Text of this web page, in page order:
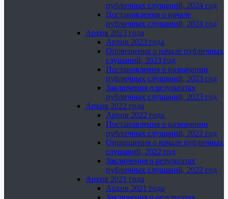
публичных слушаний, 2024 год
Постановления о начале
публичных слушаний, 2024 год
Архив 2023 года
Архив 2023 года
Оповещения о начале публичных
слушаний, 2023 год
Постановления о назначении
публичных слушаний, 2023 год
Заключения о результатах
публичных слушаний, 2023 год
Архив 2022 года
Архив 2022 года
Постановления о назначении
публичных слушаний, 2022 год
Оповещения о начале публичных
слушаний, 2022 год
Заключения о результатах
публичных слушаний, 2022 год
Архив 2021 года
Архив 2021 года
Заключения о результатах